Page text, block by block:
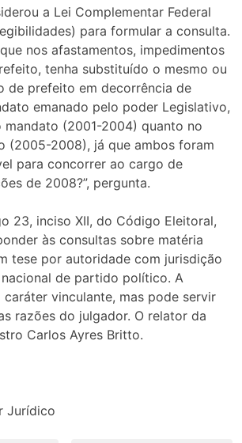
a Lei Complementar Federal
para formular a consulta.
nos afastamentos, impedimentos
tenha substituído o mesmo ou
de prefeito em decorrência de
emanado pelo poder Legislativo,
(2001-2004) quanto no
(2005-2008), já que ambos foram
para concorrer ao cargo de
de 2008?”, pergunta.
23, inciso XII, do Código Eleitoral,
às consultas sobre matéria
tese por autoridade com jurisdição
de partido político. A
vinculante, mas pode servir
razões do julgador. O relator da
Carlos Ayres Britto.
Jurídico